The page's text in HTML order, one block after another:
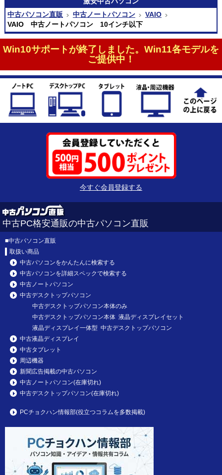
中古パソコン直販
中古ノートパソコン
VAIO
VAIO 中古ノートパソコン 10インチ以下
Win10サポートが終了しました。Win11各モデルを
ご提供中！
今すぐ会員登録する
中古PC格安通販の中古パソコン直販
■中古パソコン直販
取扱い商品
中古パソコンをかんたんに検索する
中古パソコンを詳細スペックで検索する
中古ノートパソコン
中古デスクトップパソコン
中古デスクトップパソコン本体のみ
中古デスクトップパソコン本体 液晶ディスプレイセット
液晶ディスプレイ一体型 中古デスクトップパソコン
中古液晶ディスプレイ
中古タブレット
周辺機器
新聞広告掲載の中古パソコン
中古ノートパソコン(在庫切れ)
中古デスクトップパソコン(在庫切れ)
PCチョクハン情報部(役立つコラムを多数掲載)